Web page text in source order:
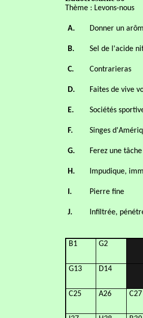
Thème : Levons-nous
A. Donner un
B. Sel de l'acide
C. Contrarieras
D. Faites de vive
E. Sociétés
F. Singes
G. Ferez une tâche
H. Impudique,
I. Pierre fine
J. Infiltrée,
B1 G2
G13 D14
C25 A26 C27